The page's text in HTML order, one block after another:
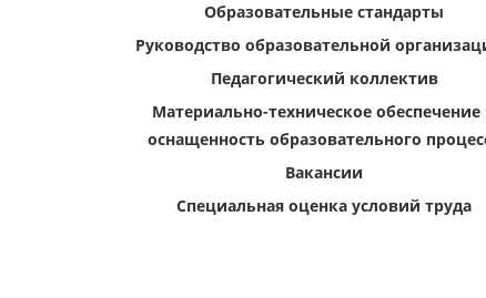
Образовательные стандарты
Руководство образовательной
Педагогический коллектив
Материально-техническое обеспечение
оснащенность образовательного
Вакансии
Специальная оценка условий труда